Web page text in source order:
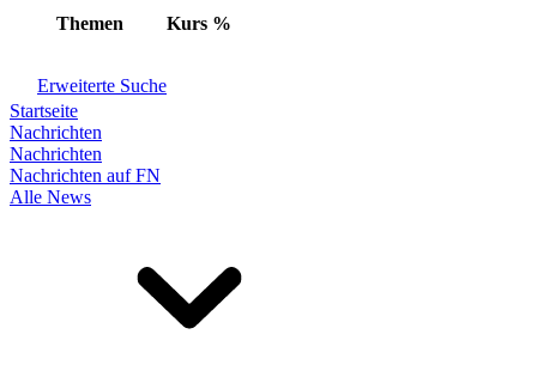
Themen Kurs %
Erweiterte Suche
Startseite
Nachrichten
Nachrichten
Nachrichten auf FN
Alle News